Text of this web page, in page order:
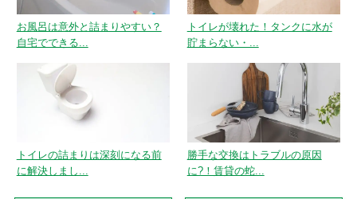
お風呂は意外と詰まりやすい？
自宅でできる...
トイレが壊れた！タンクに水が
貯まらない・...
トイレの詰まりは深刻になる前
に解決しまし...
勝手な交換はトラブルの原因
に?！賃貸の蛇...